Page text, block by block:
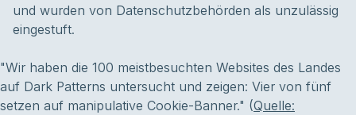
und wurden von Datenschutzbehörden als unzulässig
eingestuft.
"Wir haben die 100 meistbesuchten Websites des Landes
auf Dark Patterns untersucht und zeigen: Vier von fünf
setzen auf manipulative Cookie-Banner." (Quelle: